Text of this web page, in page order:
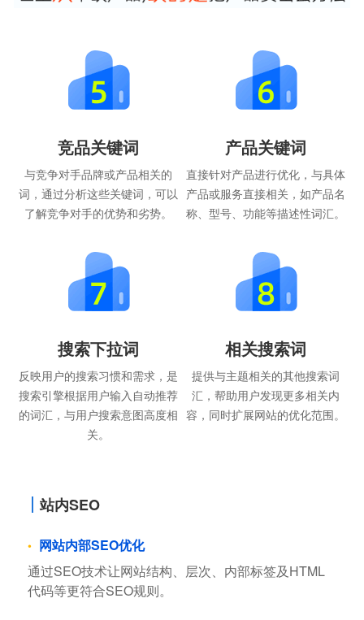
竞品关键词
与竞争对手品牌或产品相关的
词，通过分析这些关键词，可以
了解竞争对手的优势和劣势。
产品关键词
直接针对产品进行优化，与具体
产品或服务直接相关，如产品名
称、型号、功能等描述性词汇。
搜索下拉词
反映用户的搜索习惯和需求，是
搜索引擎根据用户输入自动推荐
的词汇，与用户搜索意图高度相
关。
相关搜索词
提供与主题相关的其他搜索词
汇，帮助用户发现更多相关内
容，同时扩展网站的优化范围。
站内SEO
网站内部SEO优化
通过SEO技术让网站结构、层次、内部标签及HTML
代码等更符合SEO规则。